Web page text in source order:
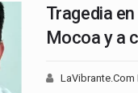
Tragedia
Mocoa y a
LaVibrante.Com